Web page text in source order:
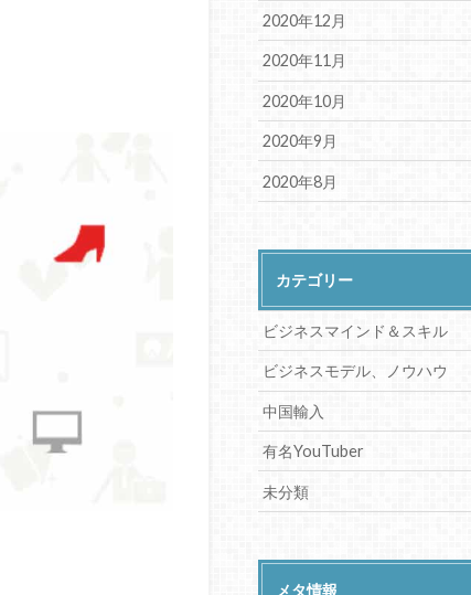
2020年12月
2020年11月
2020年10月
2020年9月
2020年8月
カテゴリー
ビジネスマインド＆スキル
ビジネスモデル、ノウハウ
中国輸入
有名YouTuber
未分類
メタ情報